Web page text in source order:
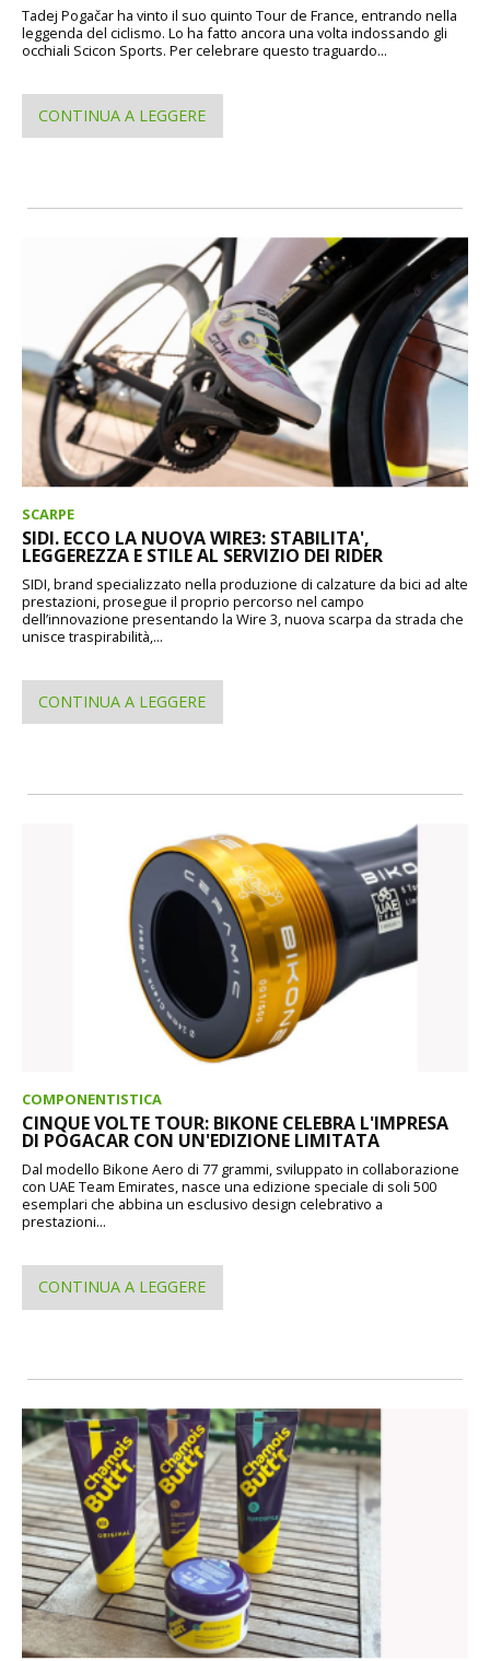
Tadej Pogačar ha vinto il suo quinto Tour de France, entrando nella
leggenda del ciclismo. Lo ha fatto ancora una volta indossando gli
occhiali Scicon Sports. Per celebrare questo traguardo...
CONTINUA A LEGGERE
SCARPE
SIDI. ECCO LA NUOVA WIRE3: STABILITA',
LEGGEREZZA E STILE AL SERVIZIO DEI RIDER
SIDI, brand specializzato nella produzione di calzature da bici ad alte
prestazioni, prosegue il proprio percorso nel campo
dell’innovazione presentando la Wire 3, nuova scarpa da strada che
unisce traspirabilità,...
CONTINUA A LEGGERE
COMPONENTISTICA
CINQUE VOLTE TOUR: BIKONE CELEBRA L'IMPRESA
DI POGACAR CON UN'EDIZIONE LIMITATA
Dal modello Bikone Aero di 77 grammi, sviluppato in collaborazione
con UAE Team Emirates, nasce una edizione speciale di soli 500
esemplari che abbina un esclusivo design celebrativo a
prestazioni...
CONTINUA A LEGGERE